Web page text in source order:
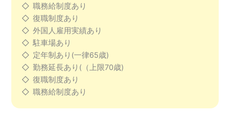
◇ 職務給制度あり
◇ 復職制度あり
◇ 外国人雇用実績あり
◇ 駐車場あり
◇ 定年制あり(一律65歳)
◇ 勤務延長あり(（上限70歳)
◇ 復職制度あり
◇ 職務給制度あり